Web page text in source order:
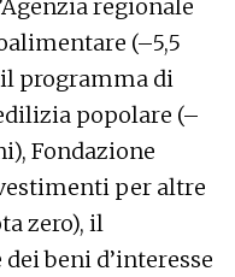
regionale
(–5,5
programma di
popolare (–
Fondazione
per altre
zero), il
beni d’interesse